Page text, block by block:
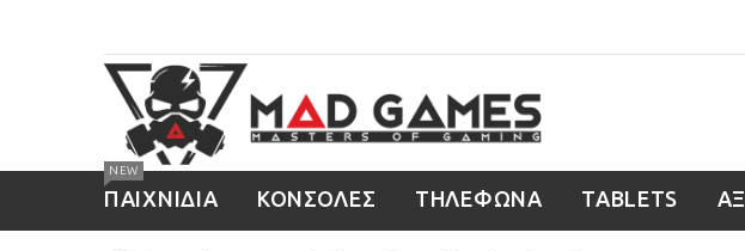
ΠΑΙΧΝΙΔΙΑ
NEW
ΚΟΝΣΟΛΕΣ ΤΗΛΕΦΩΝΑ TABLETS